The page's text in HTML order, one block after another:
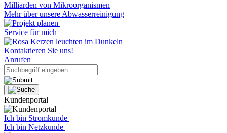
Milliarden von Mikroorganismen
Mehr über unsere Abwasserreinigung
Service für mich
Kontaktieren Sie uns!
Anrufen
Kundenportal
Ich bin Stromkunde
Ich bin Netzkunde